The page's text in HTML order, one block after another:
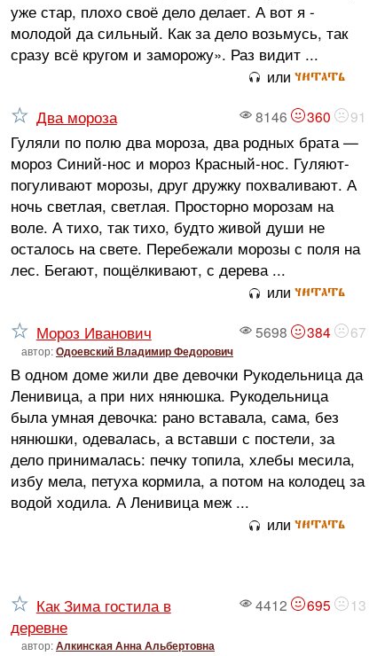
уже стар, плохо своё дело делает. А вот я -
молодой да сильный. Как за дело возьмусь, так
сразу всё кругом и заморожу». Раз видит ...
или читать
8146 360 91
Два мороза
Гуляли по полю два мороза, два родных брата —
мороз Синий-нос и мороз Красный-нос. Гуляют-
погуливают морозы, друг дружку похваливают. А
ночь светлая, светлая. Просторно морозам на
воле. А тихо, так тихо, будто живой души не
осталось на свете. Перебежали морозы с поля на
лес. Бегают, пощёлкивают, с дерева ...
или читать
5698 384 67
Мороз Иванович
автор:Одоевский Владимир Федорович
В одном доме жили две девочки Рукодельница да
Ленивица, а при них нянюшка. Рукодельница
была умная девочка: рано вставала, сама, без
нянюшки, одевалась, а вставши с постели, за
дело принималась: печку топила, хлебы месила,
избу мела, петуха кормила, а потом на колодец за
водой ходила. А Ленивица меж ...
или читать
4412 695 13
Как Зима гостила в
деревне
автор:Алкинская Анна Альбертовна